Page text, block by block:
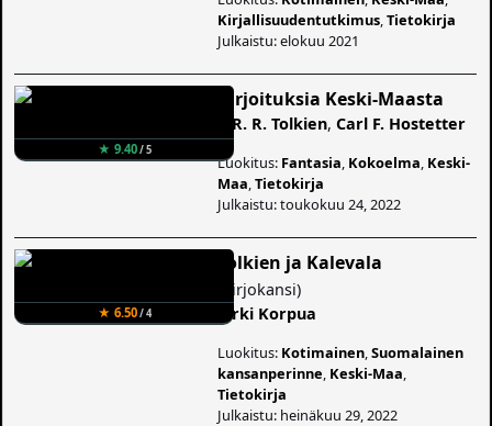
Kirjallisuudentutkimus ,Tietokirja
Julkaistu: elokuu 2021
★ 9.40/ 5
Kirjoituksia Keski-Maasta
J. R. R. Tolkien,Carl F. Hostetter
Luokitus: Fantasia Kokoelma Keski-
Maa ,Tietokirja
Julkaistu: toukokuu 24, 2022
★ 6.50/ 4
Tolkien ja Kalevala
Kirjokansi)
Jyrki Korpua
Luokitus: Kotimainen ,Suomalainen
kansanperinne Keski-Maa
Tietokirja
Julkaistu: heinäkuu 29, 2022